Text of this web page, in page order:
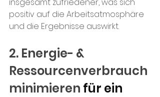
positiv auf die Arbeitsatmosphäre
und die Ergebnisse auswirkt.
2. Energie- &
Ressourcenverbrauch
minimieren für ein